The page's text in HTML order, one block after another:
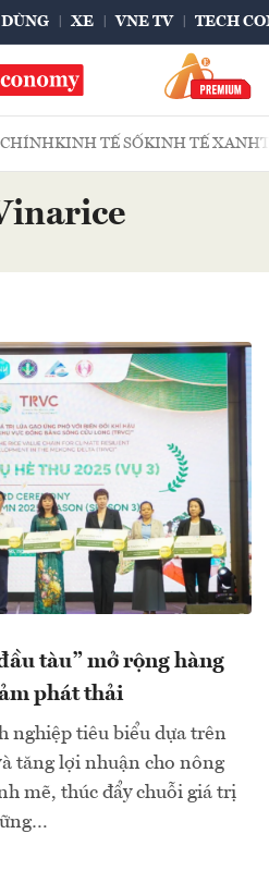
XE VNE TV TECH
KINH TẾ SỐKINH TẾ XANH
tàu” mở rộng hàng
phát thải
nghiệp tiêu biểu dựa trên
tăng lợi nhuận cho nông
mẽ, thúc đẩy chuỗi giá trị